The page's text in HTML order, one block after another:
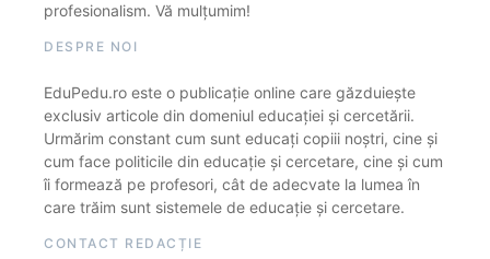
profesionalism. Vă mulțumim!
DESPRE NOI
EduPedu.ro este o publicație online care găzduiește
exclusiv articole din domeniul educației și cercetării.
Urmărim constant cum sunt educați copiii noștri, cine și
cum face politicile din educație și cercetare, cine și cum
îi formează pe profesori, cât de adecvate la lumea în
care trăim sunt sistemele de educație și cercetare.
CONTACT REDACȚIE